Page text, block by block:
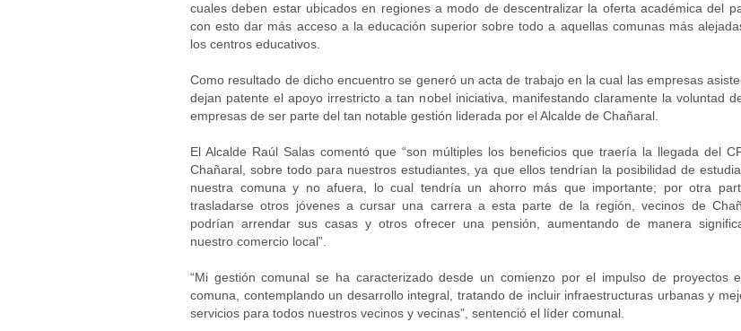
cuales deben estar ubicados en regiones a modo de descentralizar la oferta académica del
con esto dar más acceso a la educación superior sobre todo a aquellas comunas más
los centros educativos.
Como resultado de dicho encuentro se generó un acta de trabajo en la cual las empresas
dejan patente el apoyo irrestricto a tan nobel iniciativa, manifestando claramente la voluntad
empresas de ser parte del tan notable gestión liderada por el Alcalde de Chañaral.
El Alcalde Raúl Salas comentó que “son múltiples los beneficios que traería la llegada del
Chañaral, sobre todo para nuestros estudiantes, ya que ellos tendrían la posibilidad de
nuestra comuna y no afuera, lo cual tendría un ahorro más que importante; por otra
trasladarse otros jóvenes a cursar una carrera a esta parte de la región, vecinos de
podrían arrendar sus casas y otros ofrecer una pensión, aumentando de manera
nuestro comercio local”.
“Mi gestión comunal se ha caracterizado desde un comienzo por el impulso de proyectos
comuna, contemplando un desarrollo integral, tratando de incluir infraestructuras urbanas y
servicios para todos nuestros vecinos y vecinas”, sentenció el líder comunal.